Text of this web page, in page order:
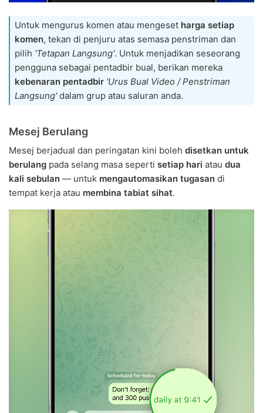
Untuk mengurus komen atau mengeset harga setiap
komen, tekan di penjuru atas semasa penstriman dan
pilih 'Tetapan Langsung'. Untuk menjadikan seseorang
pengguna sebagai pentadbir bual, berikan mereka
kebenaran pentadbir 'Urus Bual Video / Penstriman
Langsung'dalam grup atau saluran anda.
Mesej Berulang
Mesej berjadual dan peringatan kini boleh disetkan untuk
berulang pada selang masa seperti setiap hari atau dua
kali sebulan — untuk mengautomasikan tugasan di
tempat kerja atau membina tabiat sihat.